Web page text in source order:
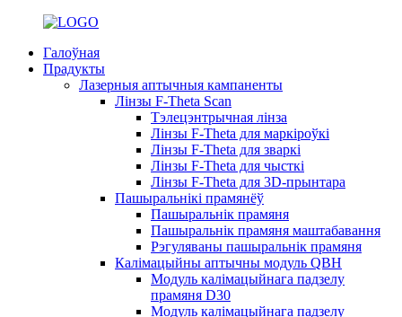
Галоўная
Прадукты
Лазерныя аптычныя кампаненты
Лінзы F-Theta Scan
Тэлецэнтрычная лінза
Лінзы F-Theta для маркіроўкі
Лінзы F-Theta для зваркі
Лінзы F-Theta для чысткі
Лінзы F-Theta для 3D-прынтара
Пашыральнікі прамянёў
Пашыральнік прамяня
Пашыральнік прамяня маштабавання
Рэгуляваны пашыральнік прамяня
Калімацыйны аптычны модуль QBH
Модуль калімацыйнага падзелу
прамяня D30
Модуль калімацыйнага падзелу